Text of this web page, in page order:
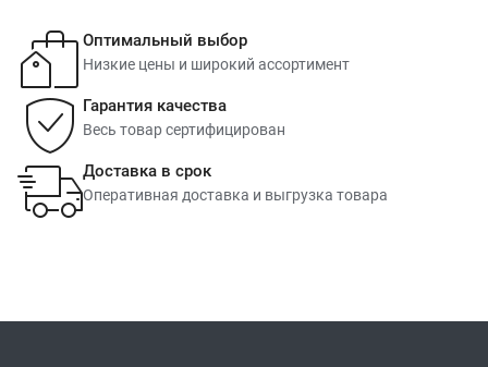
Оптимальный выбор
Низкие цены и широкий ассортимент
Гарантия качества
Весь товар сертифицирован
Доставка в срок
Оперативная доставка и выгрузка товара